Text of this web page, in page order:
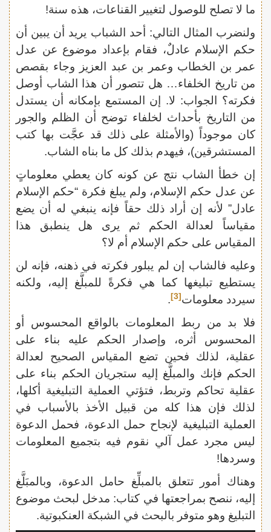
ما لا تصلح للوصول لتغيير القناعات، هذه سنة!
ولنضرب المثال التالي: أحد الشباب يريد أن يبين أن
حكم الإسلام عادلٌ، فقام بإعداد موضوع عن عدل
عمر بن الخطاب وعمر بن عبد العزيز وجاء بقصص
من تاريخ الخلفاء… هل تتصور أن هذا الشاب أوصل
فكرته؟ الجواب: لا. إن المستمع بإمكانه أن يستدل
من التاريخ بأحداث لخلفاء توضح أن الظلم والجور
كان موجوداً (والأمثلة على ذلك قد عجَّت بها كتب
المستشرقين)، فيهدم بذلك كل ما بناه الشاب.
إن خطأ الشاب نتج عن كونه كان يعطي معلوماتٍ
عن عدل حكم الإسلام، ولم يبلغ فكرة “حكم الإسلام
عادل” لأنه إن أراد ذلك حقاً فإنه ينبغي له أن يضع
مقياساً لعدالة الحكم ثم يرى هل ينطبق هذا
المقياس على حكم الإسلام أم لا؟
وعليه فالشاب إن لم يبلور فكرته في ذهنه، فإنه لن
يستطيع تبليغها كما هي فكرةً للمبلَّغ إليه، ولكنه
سيردد معلومات[3]
.
فلا بد من ربط المعلومات بالواقع المحسوس أو
المحسوس أثره، وإصدار الحكم عليه بناء على
عقلية، لذلك فحين تضع المقياس الصحيح لعدالة
الحكم فإنك والمبلَّغ إليه ستجريان الحكم بناء على
عقلية تحاكم وتربط، فتؤتي العملية التبليغية أكلها،
لذلك فإن هذا كله من قبيل الأخذ بالأسباب في
العملية التبليغية لإنجاح حمل الدعوة، فحمل الدعوة
ليس مجرد عمل آلي نقوم فيه بتجميع المعلومات
وسردها!
وهناك أمور تتعلق بالمبلِّغ حامل الدعوة، وبالمبَلَّغ
إليه، ننصح بمراجعتها في كتاب: مدخل لبحث موضوع
التبليغ وهو متوفر بالبحث في الشبكة العنكبوتية.